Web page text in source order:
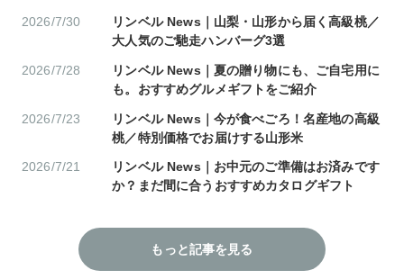
2026/7/30
リンベル News｜山梨・山形から届く高級桃／
大人気のご馳走ハンバーグ3選
2026/7/28
リンベル News｜夏の贈り物にも、ご自宅用に
も。おすすめグルメギフトをご紹介
2026/7/23
リンベル News｜今が食べごろ！名産地の高級
桃／特別価格でお届けする山形米
2026/7/21
リンベル News｜お中元のご準備はお済みです
か？まだ間に合うおすすめカタログギフト
もっと記事を見る